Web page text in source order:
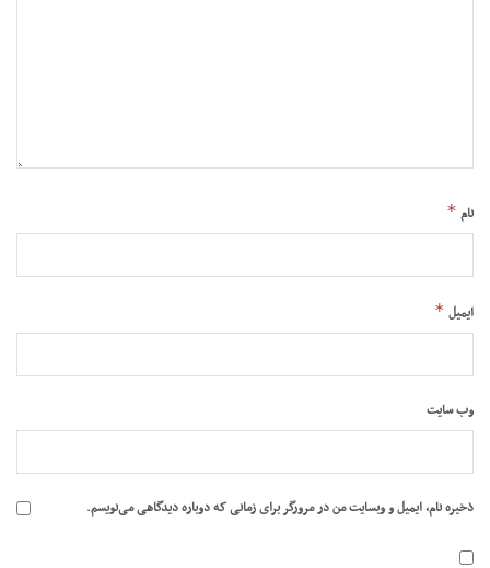
نام *
ایمیل *
وب‌ سایت
ذخیره نام، ایمیل و وبسایت من در مرورگر برای زمانی که دوباره دیدگاهی می‌نویسم.